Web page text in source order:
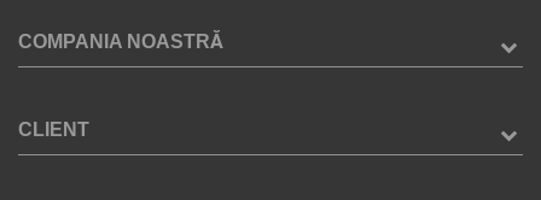
COMPANIA NOASTRĂ
CLIENT